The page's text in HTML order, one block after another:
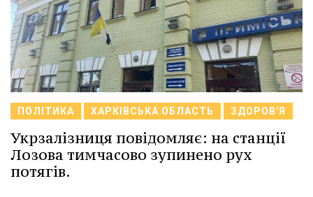
ПОЛІТИКА ХАРКІВСЬКА ОБЛАСТЬ ЗДОРОВ'Я
Укрзалізниця повідомляє: на станції
Лозова тимчасово зупинено рух
потягів.